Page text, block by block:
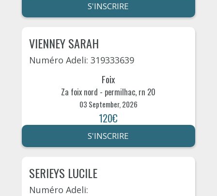
S'INSCRIRE
VIENNEY SARAH
Numéro Adeli: 319333639
Foix
Za foix nord - permilhac, rn 20
03 September, 2026
120€
S'INSCRIRE
SERIEYS LUCILE
Numéro Adeli: